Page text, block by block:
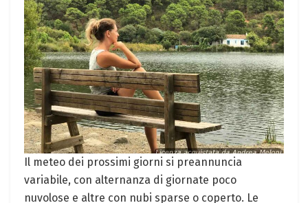
Il meteo dei prossimi giorni si preannuncia
variabile, con alternanza di giornate poco
nuvolose e altre con nubi sparse o coperto. Le